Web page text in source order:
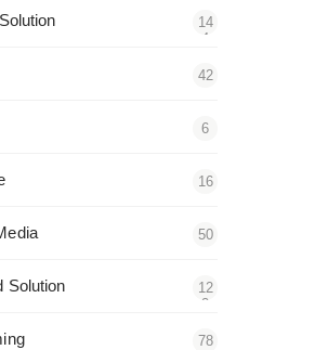
14
4
42
6
16
50
Solution
12
2
78